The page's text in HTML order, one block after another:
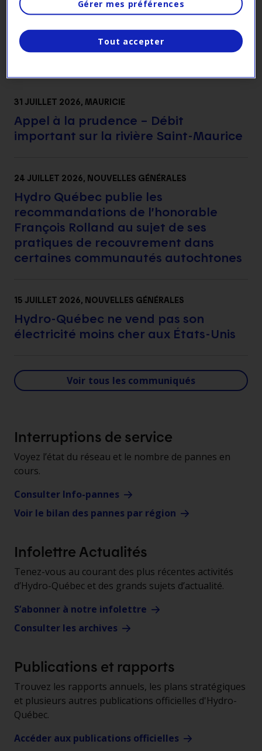
Derniers communiqués
31 JUILLET 2026, MAURICIE
Appel à la prudence – Débit
important sur la rivière Saint-Maurice
24 JUILLET 2026, NOUVELLES GÉNÉRALES
Hydro Québec publie les
recommandations de l’honorable
François Rolland au sujet de ses
pratiques de recouvrement dans
certaines communautés autochtones
15 JUILLET 2026, NOUVELLES GÉNÉRALES
Hydro-Québec ne vend pas son
électricité moins cher aux États-Unis
Voir tous les communiqués
Interruptions de service
Voyez l’état du réseau et le nombre de pannes en
cours.
Consulter Info-pannes
Voir le bilan des pannes par région
Infolettre Actualités
Tenez-vous au courant des plus récentes activités
d’Hydro-Québec et des grands sujets d’actualité.
S’abonner à notre infolettre
Consulter les archives
Publications et rapports
Trouvez les rapports annuels, les plans stratégiques
et plusieurs autres publications officielles d'Hydro-
Québec.
Accéder aux publications officielles
Gérer mes préférences
Tout accepter